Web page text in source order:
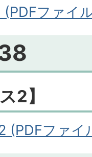
ファイ
2】
(PDFファイ